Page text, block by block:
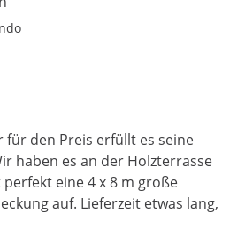
für den Preis erfüllt es seine
haben es an der Holzterrasse
eine 4 x 8 m große
auf. Lieferzeit etwas lang,